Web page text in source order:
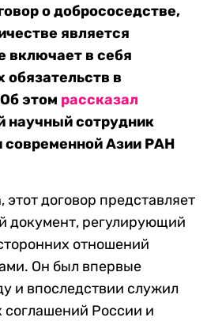
о добрососедстве,
является
включает в себя
в
этом рассказал
научный сотрудник
современной Азии РАН
этот договор представляет
документ, регулирующий
отношений
Он был впервые
и впоследствии служил
соглашений России и